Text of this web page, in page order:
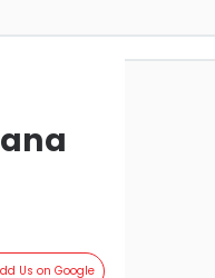
Us on Google